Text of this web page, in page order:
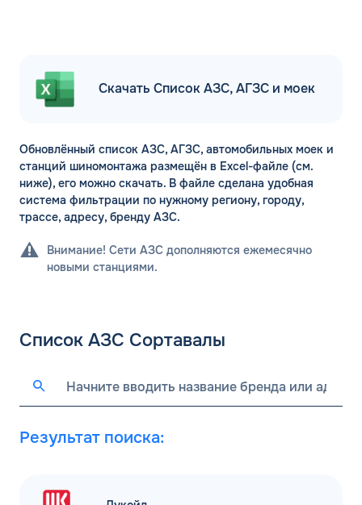
Скачать Список АЗС, АГЗС и моек
Обновлённый список АЗС, АГЗС, автомобильных моек и
станций шиномонтажа размещён в Excel-файле (см.
ниже), его можно скачать. В файле сделана удобная
система фильтрации по нужному региону, городу,
трассе, адресу, бренду АЗС.
Внимание! Сети АЗС дополняются ежемесячно
новыми станциями.
Список АЗС Сортавалы
Результат поиска: